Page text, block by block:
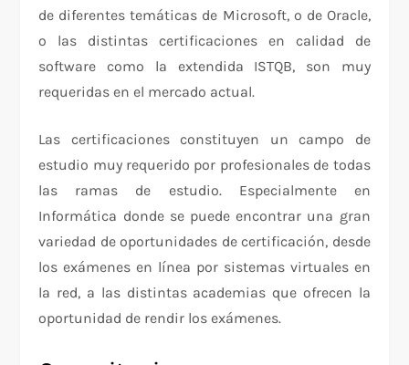
de diferentes temáticas de Microsoft, o de Oracle,
o las distintas certificaciones en calidad de
software como la extendida ISTQB, son muy
requeridas en el mercado actual.
Las certificaciones constituyen un campo de
estudio muy requerido por profesionales de todas
las ramas de estudio. Especialmente en
Informática donde se puede encontrar una gran
variedad de oportunidades de certificación, desde
los exámenes en línea por sistemas virtuales en
la red, a las distintas academias que ofrecen la
oportunidad de rendir los exámenes.